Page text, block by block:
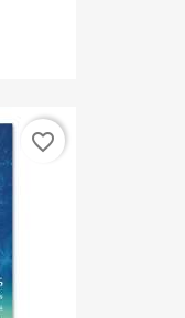
favorite_border